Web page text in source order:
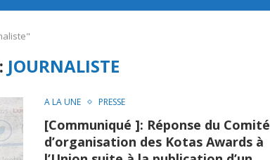
JOURNALISTE
A LA UNE PRESSE
[Communiqué ]: Réponse du Comité
d’organisation des Kotas Awards à